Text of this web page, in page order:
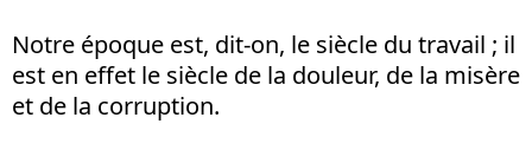
Notre époque est, dit-on, le siècle du travail ; il
est en effet le siècle de la douleur, de la misère
et de la corruption.